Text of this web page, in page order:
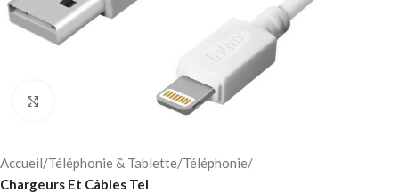
Accueil Téléphonie & Tablette Téléphonie
Chargeurs Et Câbles Tel